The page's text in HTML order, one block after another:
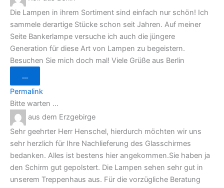
Die Lampen in ihrem Sortiment sind einfach nur schön! Ich
sammele derartige Stücke schon seit Jahren. Auf meiner
Seite Bankerlampe versuche ich auch die jüngere
Generation für diese Art von Lampen zu begeistern.
Besuchen Sie mich doch mal! Viele Grüße aus Berlin
...
Metabox
ein-/ausblenden.
Permalink
Bitte warten …
aus dem Erzgebirge
Sehr geehrter Herr Henschel, hierdurch möchten wir uns
sehr herzlich für Ihre Nachlieferung des Glasschirmes
bedanken. Alles ist bestens hier angekommen.Sie haben ja
den Schirm gut gepolstert. Die Lampen sehen sehr gut in
unserem Treppenhaus aus. Für die vorzügliche Beratung